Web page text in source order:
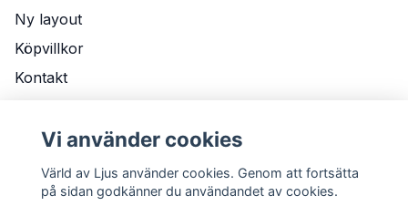
Ny layout
Köpvillkor
Kontakt
Leveransvillkor
Vi använder cookies
Värld av Ljus använder cookies. Genom att fortsätta
på sidan godkänner du användandet av cookies.